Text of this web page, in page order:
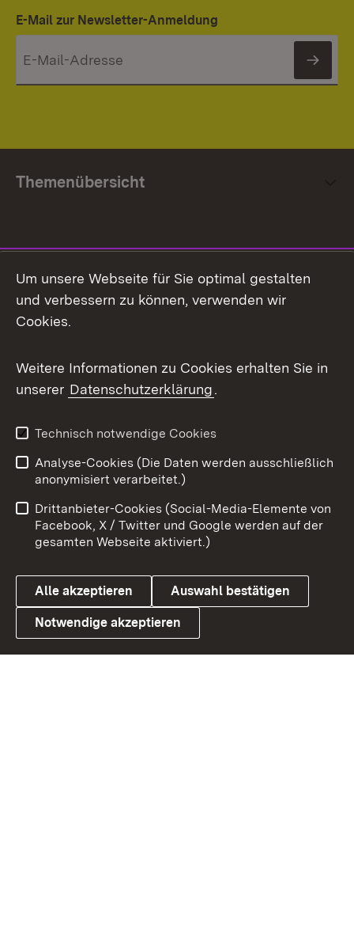
E-Mail zur Newsletter-Anmeldung
Themenübersicht
Facebook
X / Twitter
Youtube
Link zum Landesportal
Impressum
Kontakt
Barrierefreiheit
Datenschutz
Cookies
Um unsere Webseite für Sie optimal gestalten
und verbessern zu können, verwenden wir
Cookies.
Weitere Informationen zu Cookies erhalten Sie in
unserer Datenschutzerklärung.
Technisch notwendige Cookies
Analyse-Cookies (Die Daten werden ausschließlich
anonymisiert verarbeitet.)
Drittanbieter-Cookies (Social-Media-Elemente von
Facebook, X / Twitter und Google werden auf der
gesamten Webseite aktiviert.)
Alle akzeptieren Auswahl bestätigen
Notwendige akzeptieren